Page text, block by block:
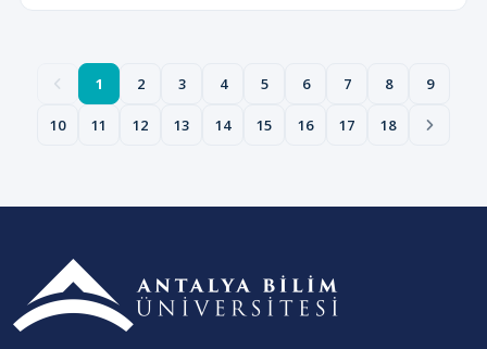
1 2 3 4 5 6 7 8 9
10 11 12 13 14 15 16 17 18